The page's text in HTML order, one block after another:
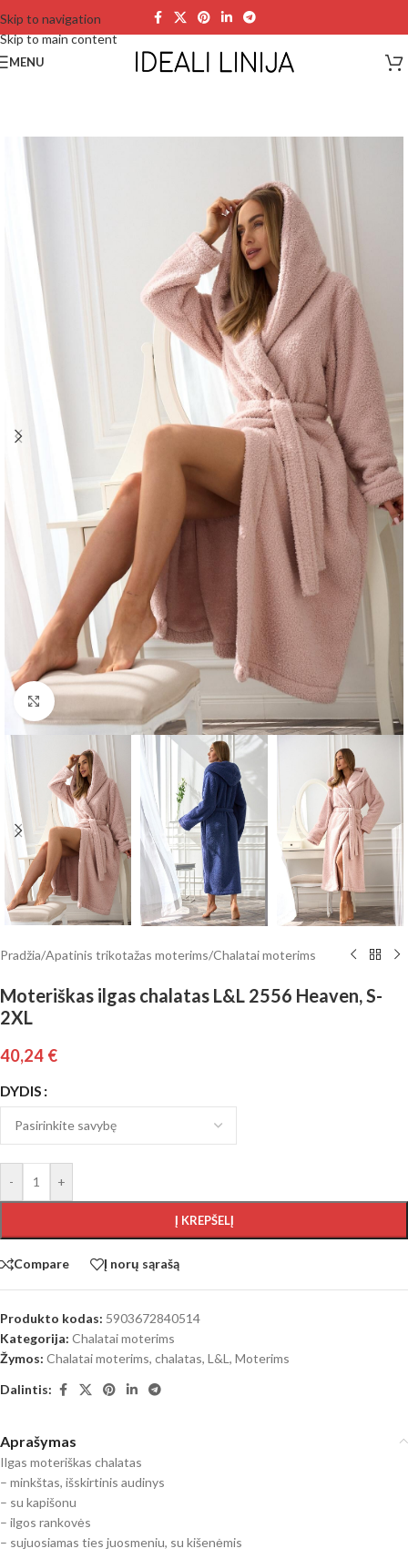
Skip to navigation
Skip to main content
MENU
Click to enlarge
Pradžia/Apatinis trikotažas moterims/Chalatai moterims
Moteriškas ilgas chalatas L&L 2556 Heaven, S-
2XL
40,24 €
DYDIS
- +
Į KREPŠELĮ
Compare Į norų sąrašą
Produkto kodas: 5903672840514
Kategorija: Chalatai moterims
Žymos: Chalatai moterims, chalatas, L&L , Moterims
Dalintis:
Aprašymas
Ilgas moteriškas chalatas
– minkštas, išskirtinis audinys
– su kapišonu
– ilgos rankovės
– sujuosiamas ties juosmeniu, su kišenėmis